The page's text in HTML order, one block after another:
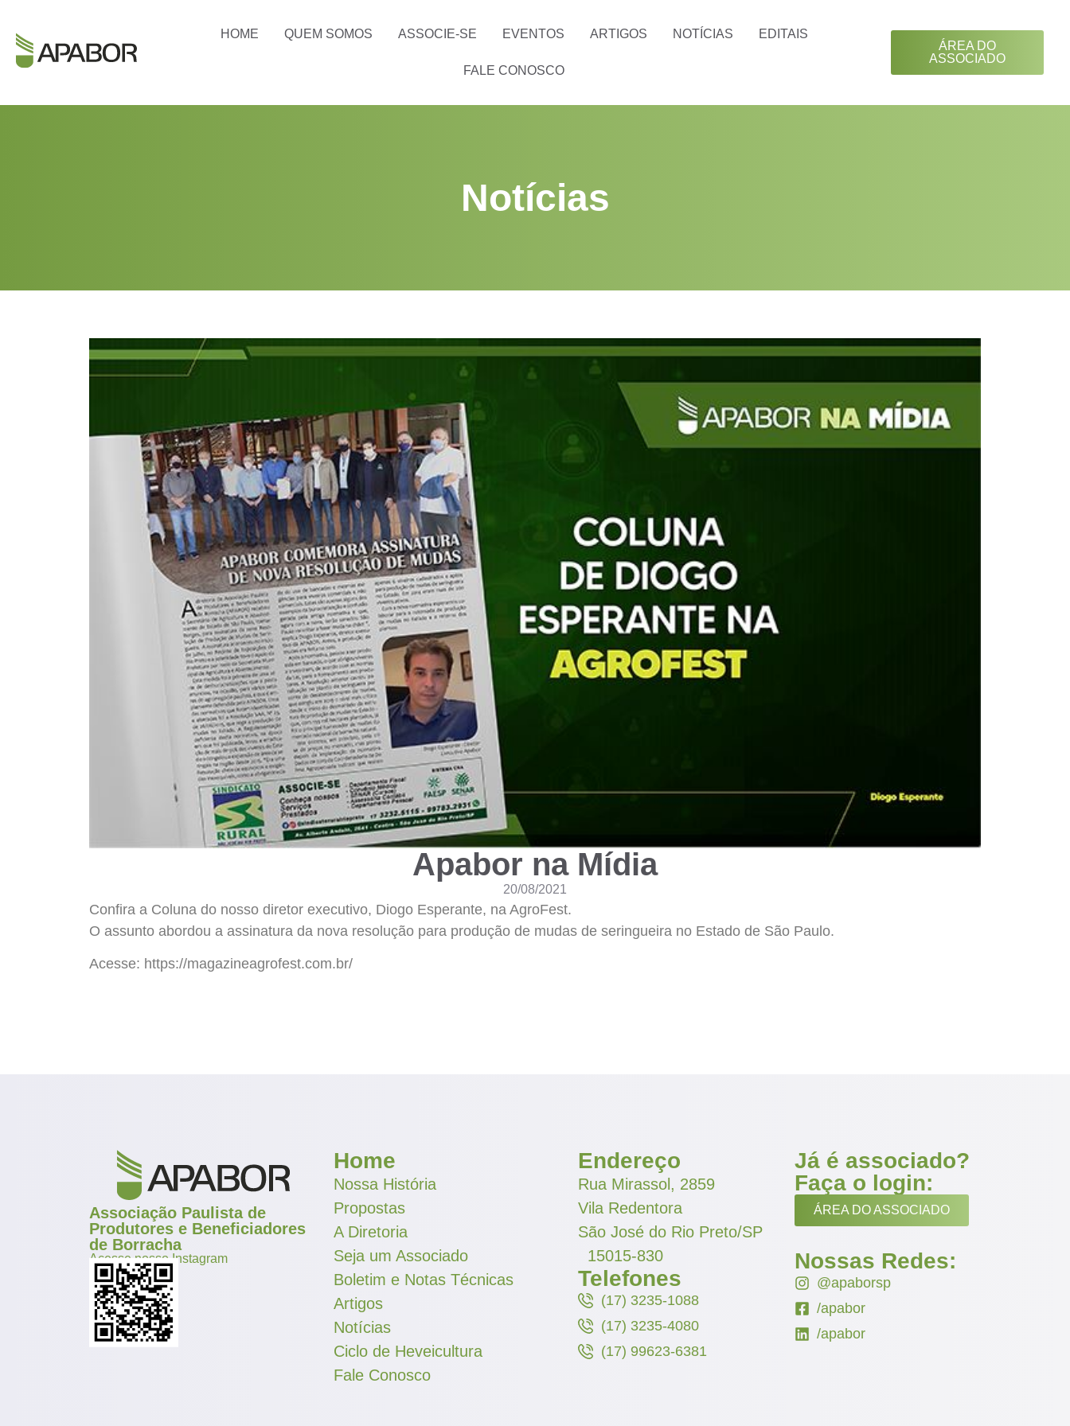
HOME QUEM SOMOS ASSOCIE-SE EVENTOS ARTIGOS NOTÍCIAS EDITAIS
FALE CONOSCO
ÁREA DO
ASSOCIADO
Notícias
Apabor na Mídia
20/08/2021
Confira a Coluna do nosso diretor executivo, Diogo Esperante, na AgroFest.
O assunto abordou a assinatura da nova resolução para produção de mudas de seringueira no Estado de São Paulo.
Acesse: https://magazineagrofest.com.br/
Associação Paulista de
Produtores e Beneficiadores
de Borracha
Acesse nosso Instagram
Home
Nossa História
Propostas
A Diretoria
Seja um Associado
Boletim e Notas Técnicas
Artigos
Notícias
Ciclo de Heveicultura
Fale Conosco
Endereço
Rua Mirassol, 2859
Vila Redentora
São José do Rio Preto/SP
15015-830
Telefones
(17) 3235-1088
(17) 3235-4080
(17) 99623-6381
Já é associado?
Faça o login:
ÁREA DO ASSOCIADO
Nossas Redes:
@apaborsp
/apabor
/apabor